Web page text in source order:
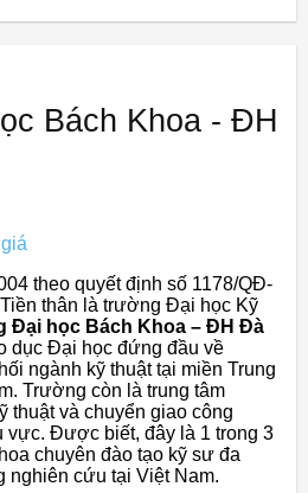
Bách Khoa - ĐH
theo quyết định số 1178/QĐ-
thân là trường Đại học Kỹ
Đại học Bách Khoa – ĐH Đà
dục Đại học đứng đầu về
ngành kỹ thuật tại miền Trung
Trường còn là trung tâm
thuật và chuyển giao công
vực. Được biết, đây là 1 trong 3
chuyên đào tạo kỹ sư đa
nghiên cứu tại Việt Nam.